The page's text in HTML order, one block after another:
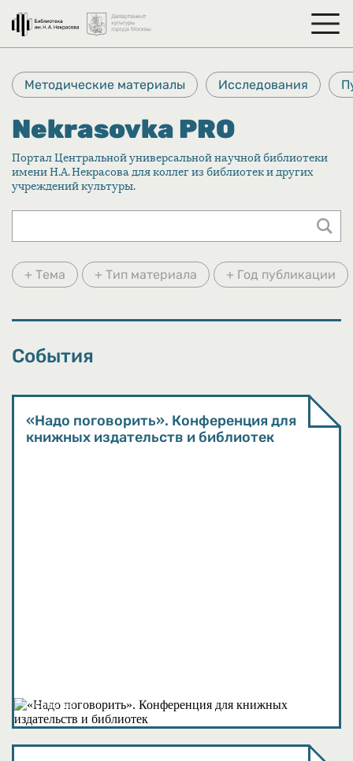
Методические материалы Исследования
Nekrasovka PRO
Портал Центральной универсальной научной библиотеки
имени Н.А. Некрасова для коллег из библиотек и других
учреждений культуры.
+ Тема + Тип материала + Год публикации
События
«Надо поговорить». Конференция для
книжных издательств и библиотек
События